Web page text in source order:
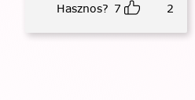
Hasznos? 7 2